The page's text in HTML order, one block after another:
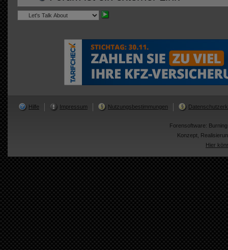
Hilfe Impressum Nutzungsbestimmungen
Forensoftware:
Konzept,
Hier